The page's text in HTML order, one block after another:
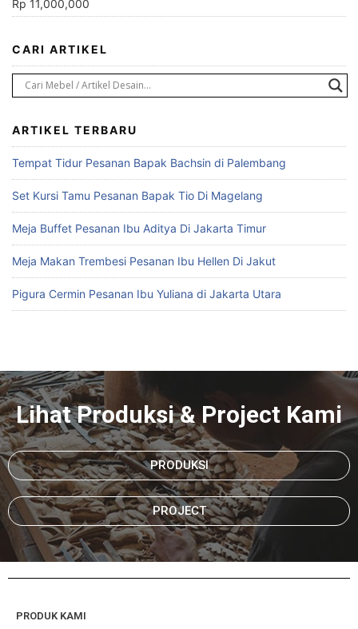
Rp 11,000,000
CARI ARTIKEL
ARTIKEL TERBARU
Tempat Tidur Pesanan Bapak Bachsin di Palembang
Set Kursi Tamu Pesanan Bapak Tio Di Magelang
Meja Buffet Pesanan Ibu Aditya Di Jakarta Timur
Meja Makan Trembesi Pesanan Ibu Hellen Di Jakut
Pigura Cermin Pesanan Ibu Yuliana di Jakarta Utara
Lihat Produksi & Project Kami
PRODUKSI
PROJECT
PRODUK KAMI